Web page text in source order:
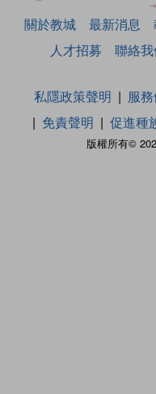
關於教城 最新消息
人才招募
聯絡
版權所有©
私隱政策聲明 服
免責聲明
促進種